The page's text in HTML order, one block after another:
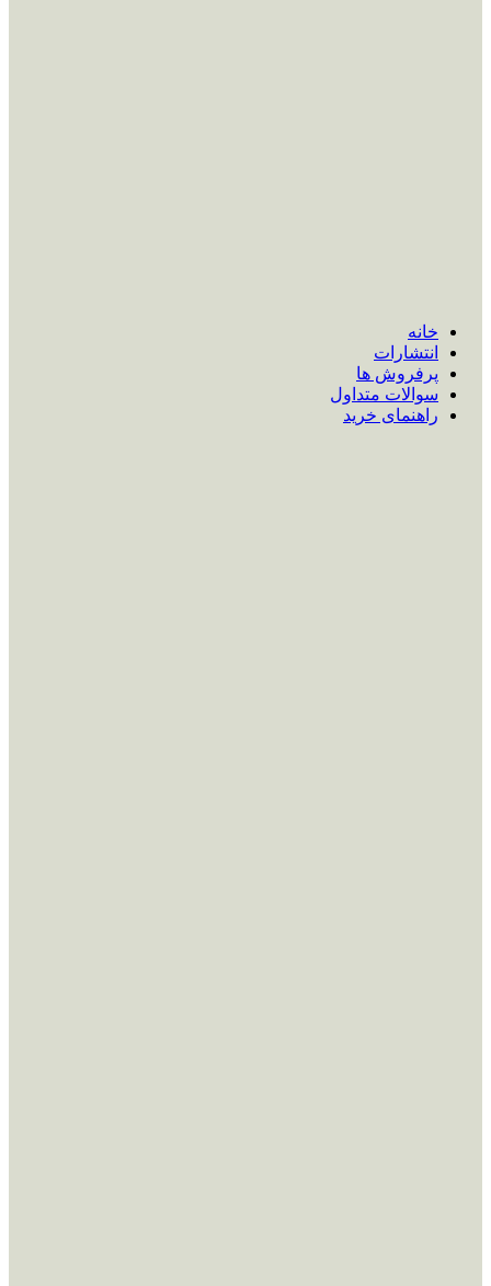
خانه
انتشارات
پرفروش ها
سوالات متداول
راهنمای خرید